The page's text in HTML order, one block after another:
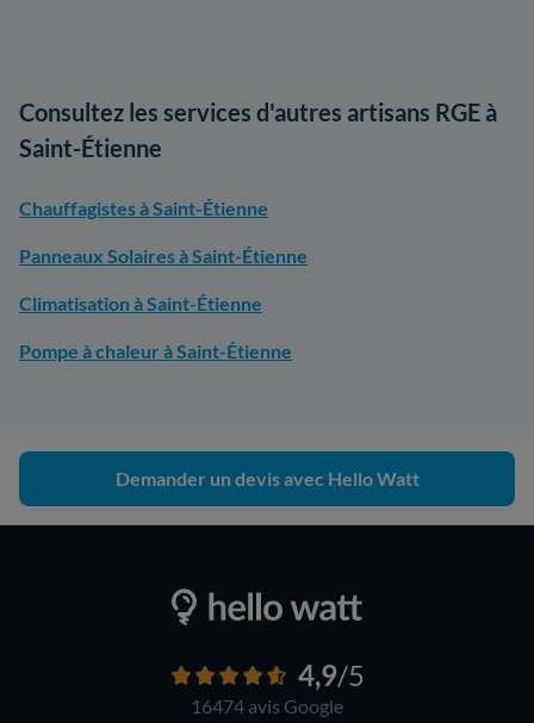
Consultez les services d'autres artisans RGE à
Saint-Étienne
Chauffagistes à Saint-Étienne
Panneaux Solaires à Saint-Étienne
Climatisation à Saint-Étienne
Pompe à chaleur à Saint-Étienne
Demander un devis avec Hello Watt
4,9/5
16474 avis Google